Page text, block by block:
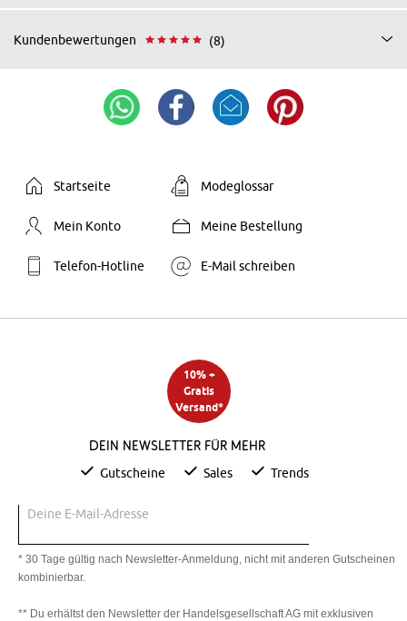
Kundenbewertungen (8)
Startseite Modeglossar
Mein Konto Meine Bestellung
Telefon-Hotline E-Mail schreiben
10% +
Gratis
Versand*
Dein Newsletter für mehr
Gutscheine Sales Trends
Deine E-Mail-Adresse
* 30 Tage gültig nach Newsletter-Anmeldung, nicht mit anderen Gutscheinen
kombinierbar.
** Du erhältst den Newsletter der Handelsgesellschaft AG mit exklusiven